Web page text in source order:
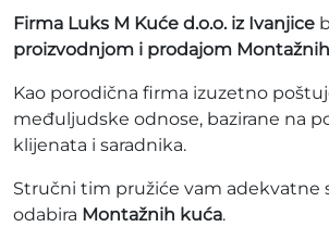
Firma Luks M Kuće d.o.o. iz Ivanjice
proizvodnjom i prodajom
Kao porodična firma izuzetno
međuljudske odnose, bazirane na
klijenata i saradnika.
Stručni tim pružiće vam adekvatne
odabira Montažnih kuća.